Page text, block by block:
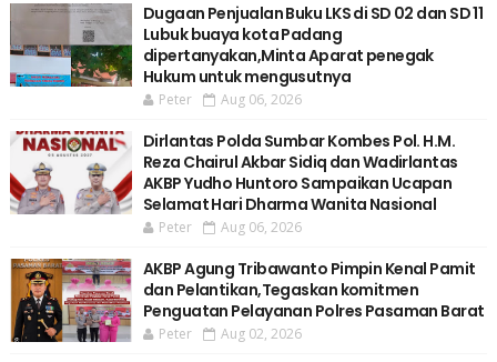
Dugaan Penjualan Buku LKS di SD 02 dan SD 11
Lubuk buaya kota Padang
dipertanyakan,Minta Aparat penegak
Hukum untuk mengusutnya
Peter Aug 06, 2026
Dirlantas Polda Sumbar Kombes Pol. H.M.
Reza Chairul Akbar Sidiq dan Wadirlantas
AKBP Yudho Huntoro Sampaikan Ucapan
Selamat Hari Dharma Wanita Nasional
Peter Aug 06, 2026
AKBP Agung Tribawanto Pimpin Kenal Pamit
dan Pelantikan,Tegaskan komitmen
Penguatan Pelayanan Polres Pasaman Barat
Peter Aug 02, 2026